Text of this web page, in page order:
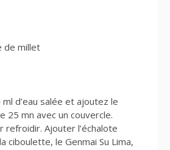
de millet
d’eau salée et ajoutez le
25 mn avec un couvercle.
refroidir. Ajouter l’échalote
ciboulette, le Genmai Su Lima,